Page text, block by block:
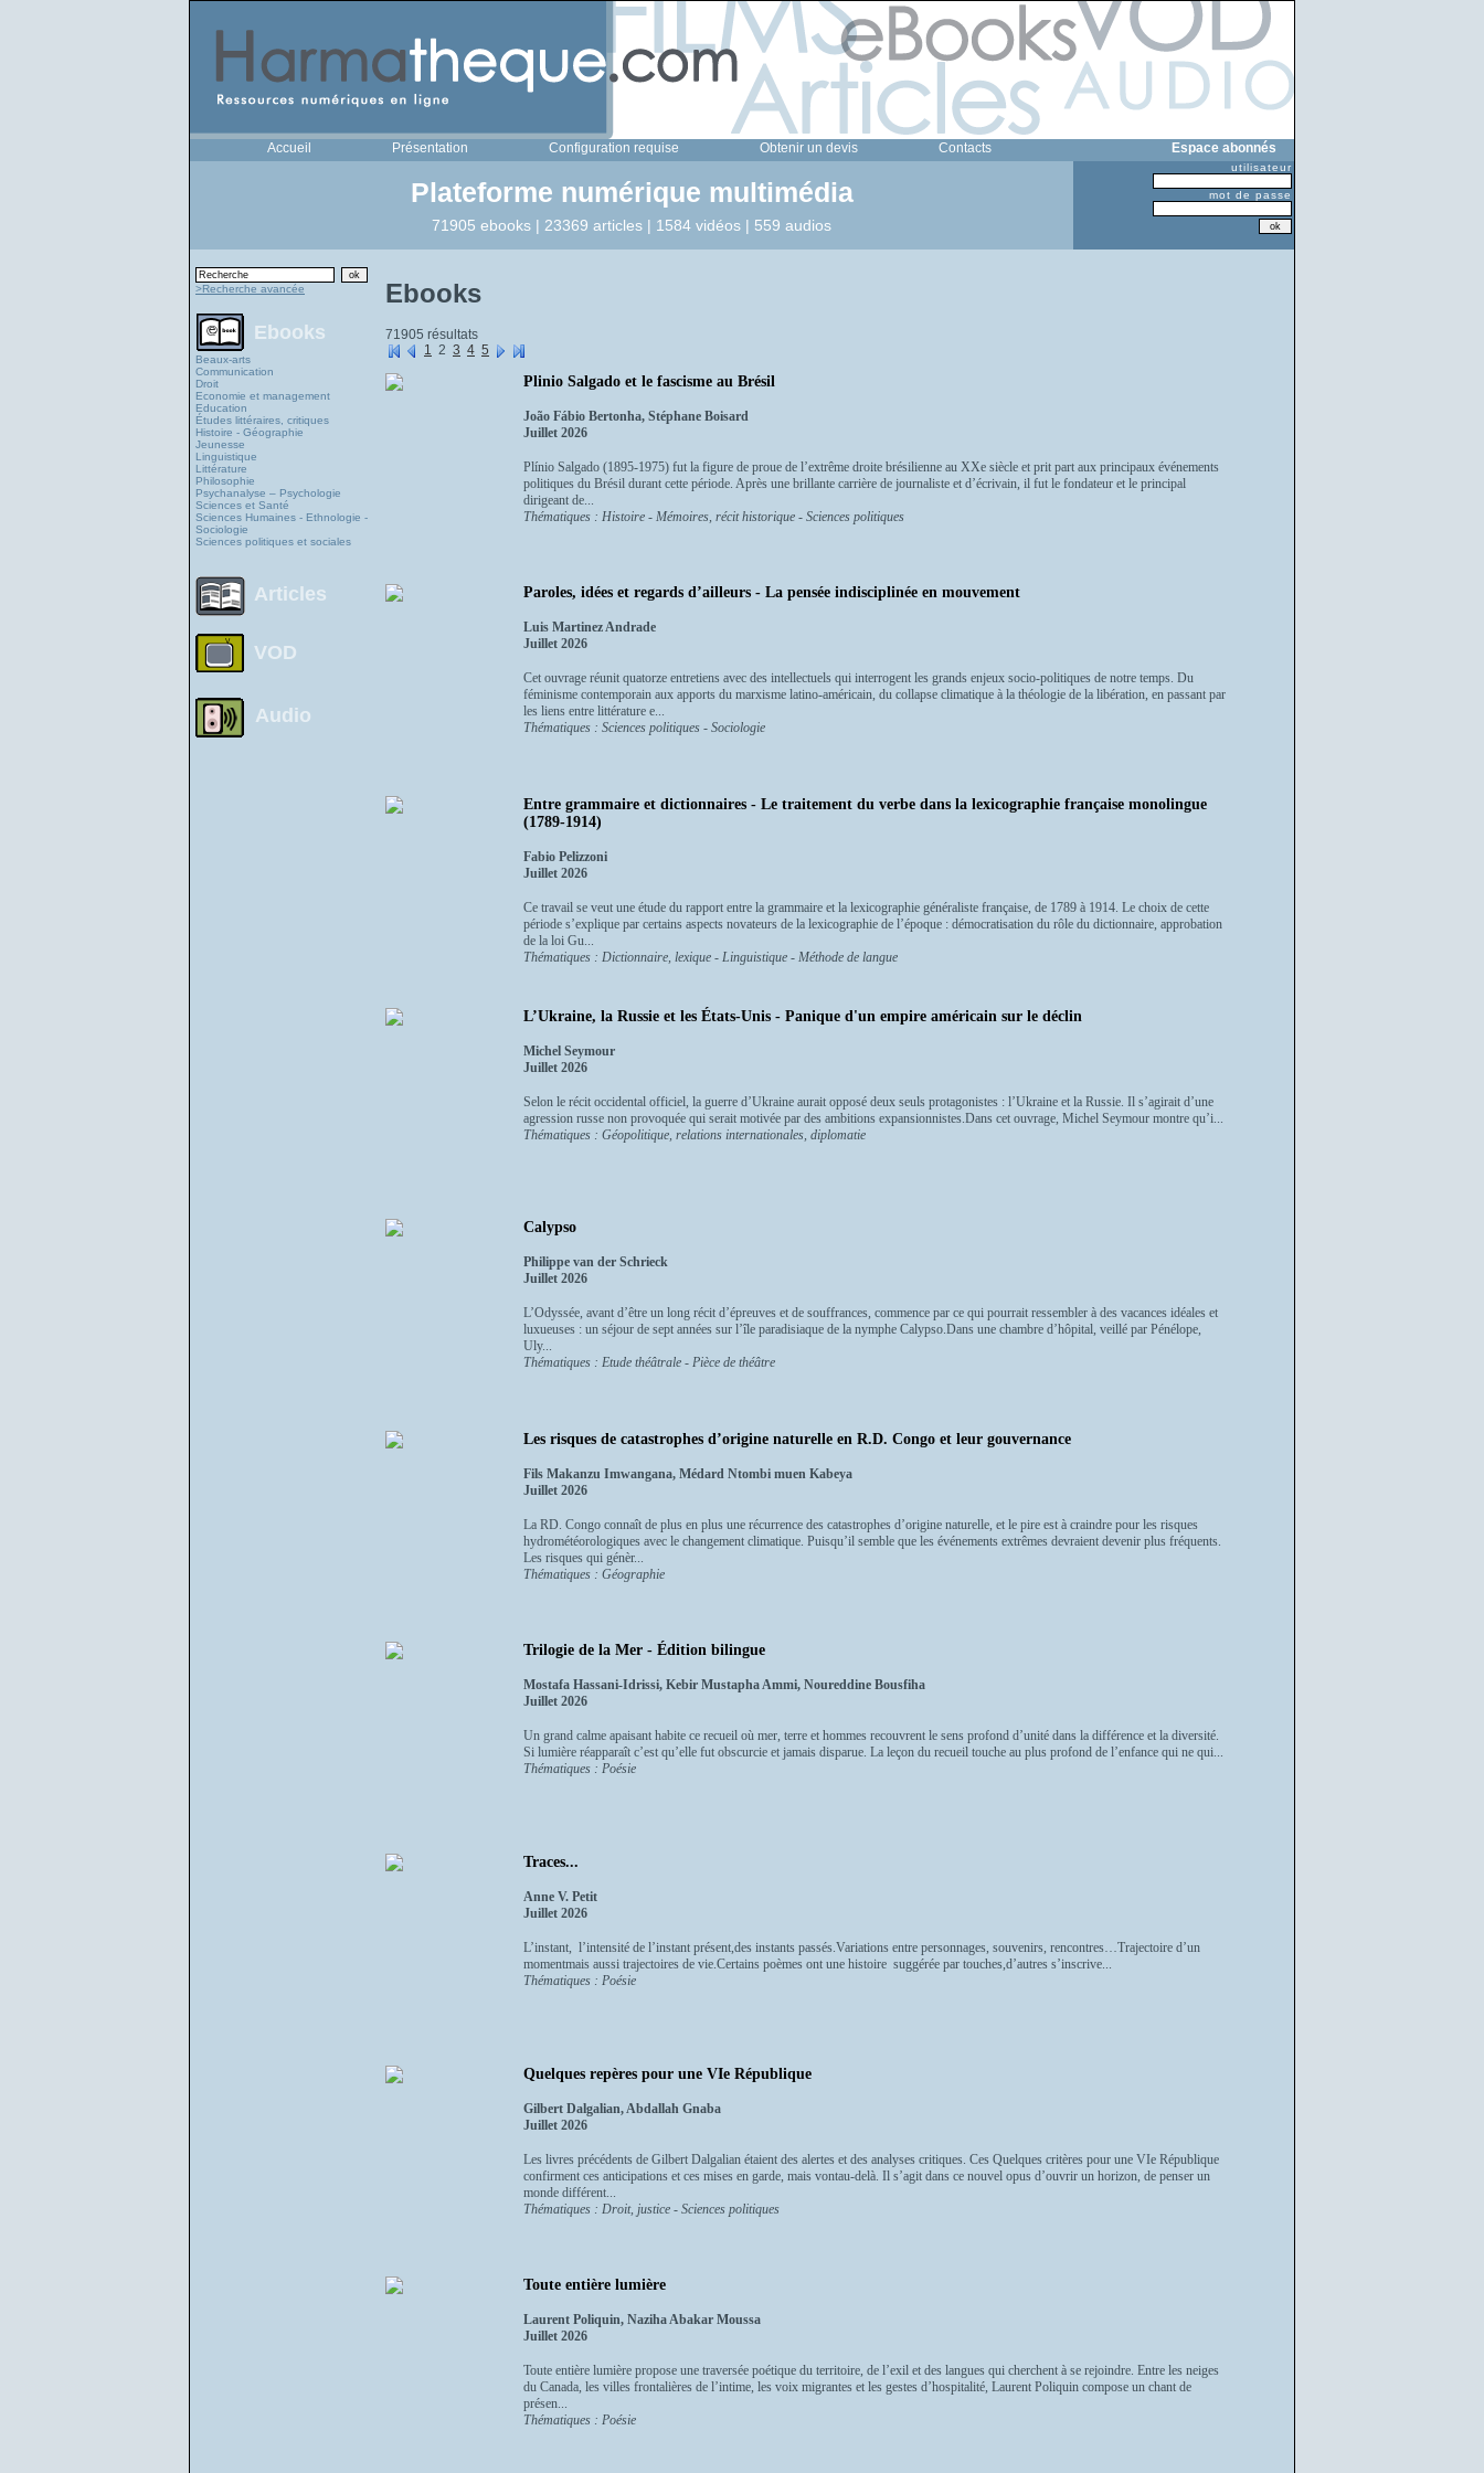
Accueil Présentation Configuration requise Obtenir un devis Contacts Espace abonnés
Plateforme numérique multimédia
71905 ebooks | 23369 articles | 1584 vidéos | 559 audios
utilisateur
mot de passe
>Recherche avancée
Ebooks
Beaux-arts
Communication
Droit
Economie et management
Education
Études littéraires, critiques
Histoire - Géographie
Jeunesse
Linguistique
Littérature
Philosophie
Psychanalyse – Psychologie
Sciences et Santé
Sciences Humaines - Ethnologie -
Sociologie
Sciences politiques et sociales
Articles
VOD
Audio
Ebooks
71905 résultats
1 2 3 4 5
Plinio Salgado et le fascisme au Brésil
João Fábio Bertonha, Stéphane Boisard
Juillet 2026
Plínio Salgado (1895-1975) fut la figure de proue de l’extrême droite brésilienne au XXe siècle et prit part aux principaux événements
politiques du Brésil durant cette période. Après une brillante carrière de journaliste et d’écrivain, il fut le fondateur et le principal
dirigeant de...
Thématiques : Histoire - Mémoires, récit historique - Sciences politiques
Paroles, idées et regards d’ailleurs - La pensée indisciplinée en mouvement
Luis Martinez Andrade
Juillet 2026
Cet ouvrage réunit quatorze entretiens avec des intellectuels qui interrogent les grands enjeux socio-politiques de notre temps. Du
féminisme contemporain aux apports du marxisme latino-américain, du collapse climatique à la théologie de la libération, en passant par
les liens entre littérature e...
Thématiques : Sciences politiques - Sociologie
Entre grammaire et dictionnaires - Le traitement du verbe dans la lexicographie française monolingue
(1789-1914)
Fabio Pelizzoni
Juillet 2026
Ce travail se veut une étude du rapport entre la grammaire et la lexicographie généraliste française, de 1789 à 1914. Le choix de cette
période s’explique par certains aspects novateurs de la lexicographie de l’époque : démocratisation du rôle du dictionnaire, approbation
de la loi Gu...
Thématiques : Dictionnaire, lexique - Linguistique - Méthode de langue
L’Ukraine, la Russie et les États-Unis - Panique d'un empire américain sur le déclin
Michel Seymour
Juillet 2026
Selon le récit occidental officiel, la guerre d’Ukraine aurait opposé deux seuls protagonistes : l’Ukraine et la Russie. Il s’agirait d’une
agression russe non provoquée qui serait motivée par des ambitions expansionnistes.Dans cet ouvrage, Michel Seymour montre qu’i...
Thématiques : Géopolitique, relations internationales, diplomatie
Calypso
Philippe van der Schrieck
Juillet 2026
L’Odyssée, avant d’être un long récit d’épreuves et de souffrances, commence par ce qui pourrait ressembler à des vacances idéales et
luxueuses : un séjour de sept années sur l’île paradisiaque de la nymphe Calypso.Dans une chambre d’hôpital, veillé par Pénélope,
Uly...
Thématiques : Etude théâtrale - Pièce de théâtre
Les risques de catastrophes d’origine naturelle en R.D. Congo et leur gouvernance
Fils Makanzu Imwangana, Médard Ntombi muen Kabeya
Juillet 2026
La RD. Congo connaît de plus en plus une récurrence des catastrophes d’origine naturelle, et le pire est à craindre pour les risques
hydrométéorologiques avec le changement climatique. Puisqu’il semble que les événements extrêmes devraient devenir plus fréquents.
Les risques qui génèr...
Thématiques : Géographie
Trilogie de la Mer - Édition bilingue
Mostafa Hassani-Idrissi, Kebir Mustapha Ammi, Noureddine Bousfiha
Juillet 2026
Un grand calme apaisant habite ce recueil où mer, terre et hommes recouvrent le sens profond d’unité dans la différence et la diversité.
Si lumière réapparaît c’est qu’elle fut obscurcie et jamais disparue. La leçon du recueil touche au plus profond de l’enfance qui ne qui...
Thématiques : Poésie
Traces...
Anne V. Petit
Juillet 2026
L’instant, l’intensité de l’instant présent,des instants passés.Variations entre personnages, souvenirs, rencontres…Trajectoire d’un
momentmais aussi trajectoires de vie.Certains poèmes ont une histoire suggérée par touches,d’autres s’inscrive...
Thématiques : Poésie
Quelques repères pour une VIe République
Gilbert Dalgalian, Abdallah Gnaba
Juillet 2026
Les livres précédents de Gilbert Dalgalian étaient des alertes et des analyses critiques. Ces Quelques critères pour une VIe République
confirment ces anticipations et ces mises en garde, mais vontau-delà. Il s’agit dans ce nouvel opus d’ouvrir un horizon, de penser un
monde différent...
Thématiques : Droit, justice - Sciences politiques
Toute entière lumière
Laurent Poliquin, Naziha Abakar Moussa
Juillet 2026
Toute entière lumière propose une traversée poétique du territoire, de l’exil et des langues qui cherchent à se rejoindre. Entre les neiges
du Canada, les villes frontalières de l’intime, les voix migrantes et les gestes d’hospitalité, Laurent Poliquin compose un chant de
présen...
Thématiques : Poésie